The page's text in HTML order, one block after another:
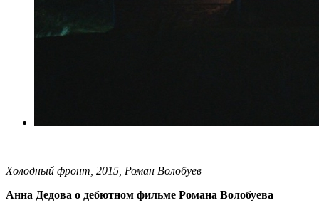
Холодный фронт, 2015, Роман Волобуев
Анна Дедова о дебютном фильме Романа Волобуева